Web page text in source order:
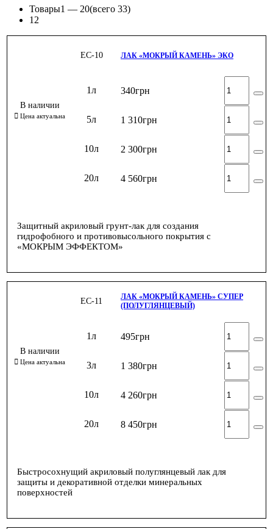
Товары1 — 20(всего 33)
1 2
ЕС-10 ЛАК «МОКРЫЙ КАМЕНЬ» ЭКО
1л 340грн
5л 1 310грн
10л 2 300грн
20л 4 560грн
Защитный акриловый грунт-лак для создания
гидрофобного и противовысольного покрытия с
«МОКРЫМ ЭФФЕКТОМ»
ЕС-11
ЛАК «МОКРЫЙ КАМЕНЬ» СУПЕР
(ПОЛУГЛЯНЦЕВЫЙ)
1л 495грн
3л 1 380грн
10л 4 260грн
20л 8 450грн
Быстросохнущий акриловый полуглянцевый лак для
защиты и декоративной отделки минеральных
поверхностей